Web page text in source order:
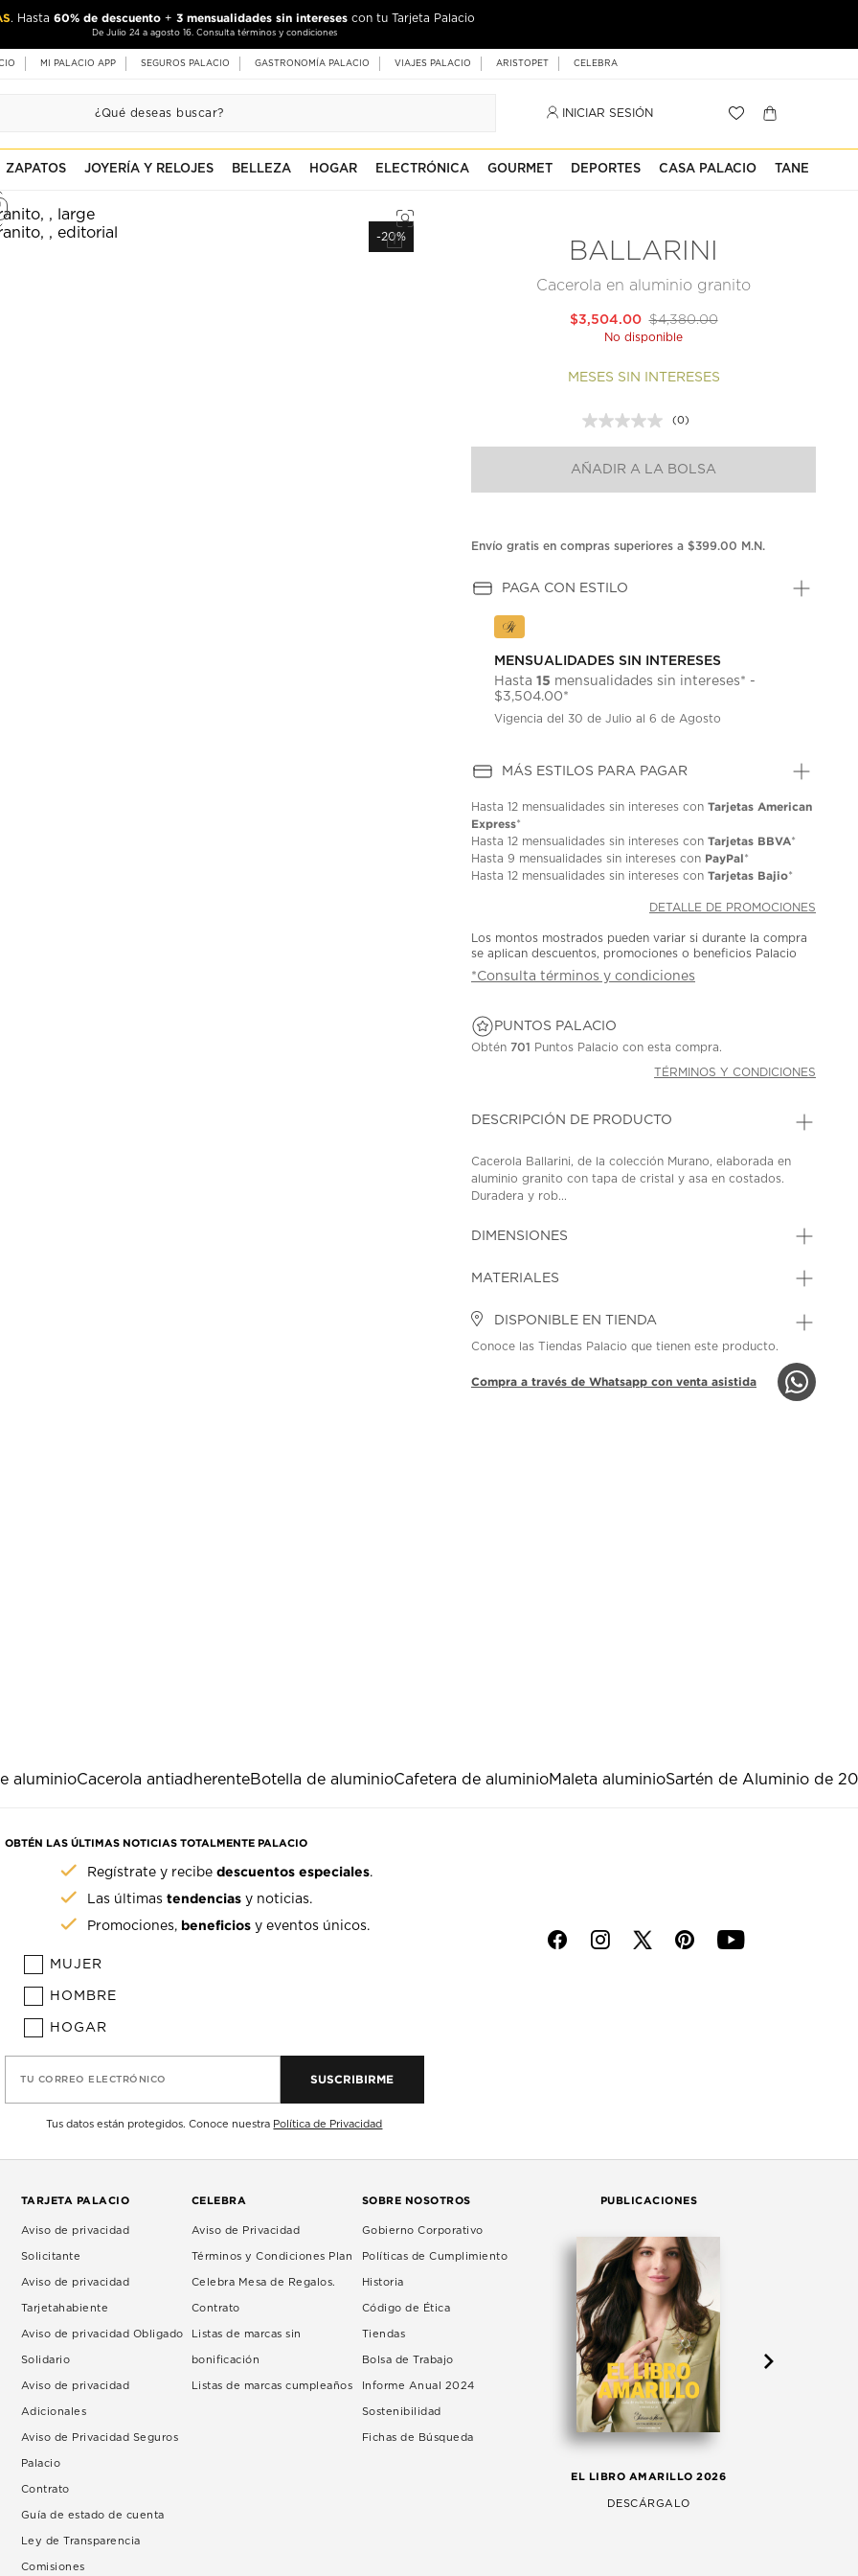
. Hasta 60% de descuento + 3 mensualidades sin intereses con tu Tarjeta Palacio
De Julio 24 a agosto 16. Consulta términos y condiciones
MI PALACIO APP SEGUROS PALACIO GASTRONOMÍA PALACIO VIAJES PALACIO ARISTOPET CELEBRA
INICIAR SESIÓN
ZAPATOS JOYERÍA Y RELOJES BELLEZA HOGAR ELECTRÓNICA GOURMET DEPORTES CASA PALACIO TANE
-20%
BALLARINI
Cacerola en aluminio granito
$4,380.00
$3,504.00
No disponible
MESES SIN INTERESES
Sin
puntuación.
en
la
(0)
AÑADIR A LA BOLSA
Envío gratis en compras superiores a $399.00 M.N.
PAGA CON ESTILO
MENSUALIDADES SIN INTERESES
Hasta15 mensualidades sin intereses* -
$3,504.00*
Vigencia del 30 de Julio al 6 de Agosto
MÁS ESTILOS PARA PAGAR
Hasta12 mensualidades sin intereses conTarjetas American
Express*
Hasta12 mensualidades sin intereses conTarjetas BBVA*
Hasta9 mensualidades sin intereses con PayPal*
Hasta12 mensualidades sin intereses conTarjetas Bajio*
DETALLE DE PROMOCIONES
Los montos mostrados pueden variar si durante la compra
se aplican descuentos, promociones o beneficios Palacio
*Consulta términos y condiciones
PUNTOS PALACIO
Obtén701 Puntos Palacio con esta compra.
TÉRMINOS Y CONDICIONES
DESCRIPCIÓN DE PRODUCTO
Cacerola Ballarini, de la colección Murano, elaborada en
aluminio granito con tapa de cristal y asa en costados.
Duradera y rob...
DIMENSIONES
MATERIALES
DISPONIBLE EN TIENDA
Conoce las Tiendas Palacio que tienen este producto.
Compra a través de Whatsapp con venta asistida
aluminioCacerola antiadherenteBotella de aluminioCafetera de aluminioMaleta aluminioSartén de Aluminio de 20
OBTÉN LAS ÚLTIMAS NOTICIAS TOTALMENTE PALACIO
Regístrate y recibedescuentos especiales.
Las últimastendencias y noticias.
Promociones, beneficios y eventos únicos.
MUJER
HOMBRE
HOGAR
TU CORREO ELECTRÓNICO SUSCRIBIRME
Tus datos están protegidos. Conoce nuestra Política de Privacidad
f i p y
TARJETA PALACIO
Aviso de privacidad
Solicitante
Aviso de privacidad
Tarjetahabiente
Aviso de privacidad Obligado
Solidario
Aviso de privacidad
Adicionales
Aviso de Privacidad Seguros
Palacio
Contrato
Guía de estado de cuenta
Ley de Transparencia
Comisiones
CELEBRA
Aviso de Privacidad
Términos y Condiciones Plan
Celebra Mesa de Regalos.
Contrato
Listas de marcas sin
bonificación
Listas de marcas cumpleaños
SOBRE NOSOTROS
Gobierno Corporativo
Políticas de Cumplimiento
Historia
Código de Ética
Tiendas
Bolsa de Trabajo
Informe Anual 2024
Sostenibilidad
Fichas de Búsqueda
PUBLICACIONES
EL LIBRO AMARILLO 2026
DESCÁRGALO